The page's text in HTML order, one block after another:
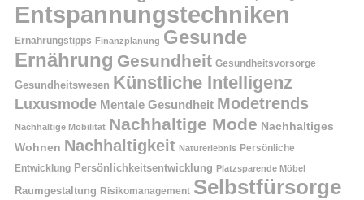
Entspannungstechniken
Ernährungstipps Finanzplanung Gesunde
Ernährung Gesundheit Gesundheitsvorsorge
Gesundheitswesen Künstliche Intelligenz
Luxusmode Mentale Gesundheit Modetrends
Nachhaltige Mobilität Nachhaltige Mode Nachhaltiges
Wohnen Nachhaltigkeit Naturerlebnis Persönliche
Entwicklung Persönlichkeitsentwicklung Platzsparende Möbel
Raumgestaltung Risikomanagement Selbstfürsorge